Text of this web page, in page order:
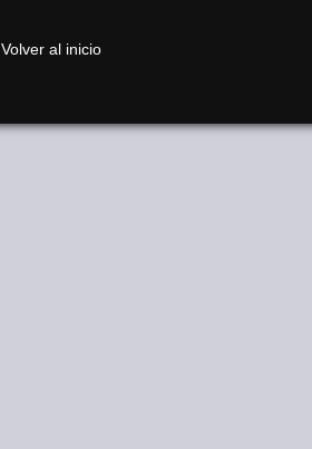
Volver al inicio